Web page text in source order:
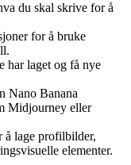
du skal skrive for å
for å bruke
har laget og få nye
Nano Banana
Midjourney eller
å lage profilbilder,
elementer.